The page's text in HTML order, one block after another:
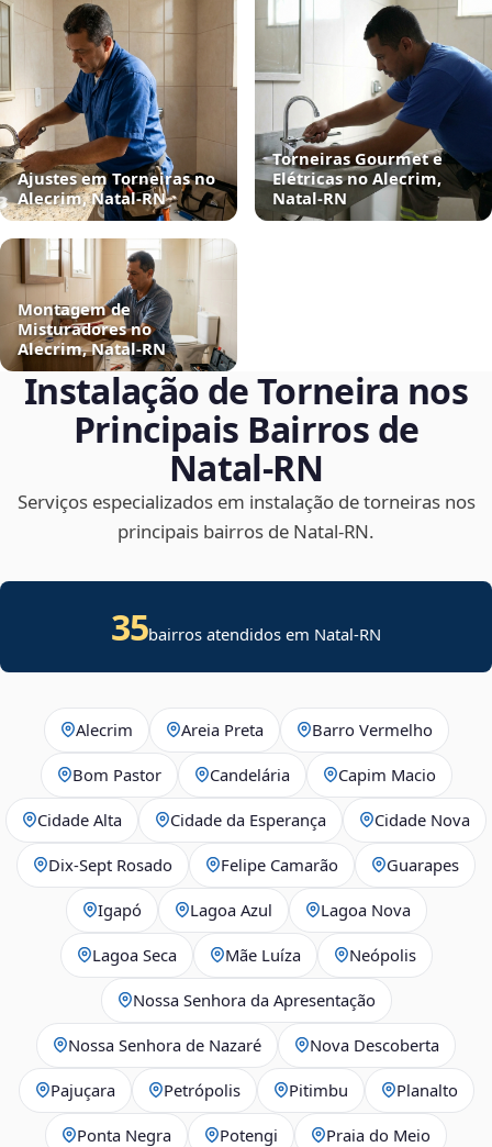
Ajustes em Torneiras no
Alecrim, Natal‑RN
Torneiras Gourmet e
Elétricas no Alecrim,
Natal‑RN
Montagem de
Misturadores no
Alecrim, Natal‑RN
Instalação de Torneira nos
Principais Bairros de
Natal‑RN
Serviços especializados em instalação de torneiras nos
principais bairros de Natal‑RN.
35bairros atendidos em Natal-RN
Alecrim Areia Preta Barro Vermelho
Bom Pastor Candelária Capim Macio
Cidade Alta Cidade da Esperança Cidade Nova
Dix‑Sept Rosado Felipe Camarão Guarapes
Igapó Lagoa Azul Lagoa Nova
Lagoa Seca Mãe Luíza Neópolis
Nossa Senhora da Apresentação
Nossa Senhora de Nazaré Nova Descoberta
Pajuçara Petrópolis Pitimbu Planalto
Ponta Negra Potengi Praia do Meio